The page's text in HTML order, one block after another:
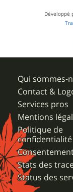
Développé
Qui sommes-
Contact &
Services pros
Mentions
Politique de
confidentialité
Stats des
Status des